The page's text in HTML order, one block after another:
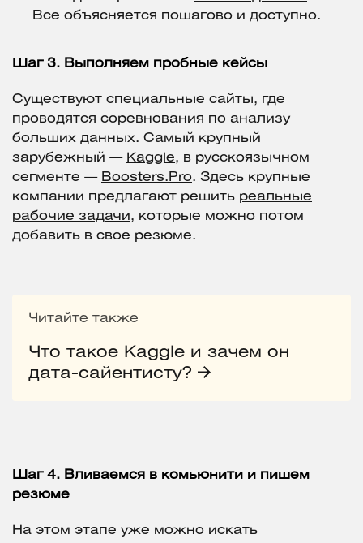
Все объясняется пошагово и доступно.
Шаг 3. Выполняем пробные кейсы
Существуют специальные сайты, где
проводятся соревнования по анализу
больших данных. Самый крупный
зарубежный — Kaggle, в русскоязычном
сегменте — Boosters.Pro. Здесь крупные
компании предлагают решить реальные
рабочие задачи, которые можно потом
добавить в свое резюме.
Читайте также
Что такое Kaggle и зачем он
дата-сайентисту?
Шаг 4. Вливаемся в комьюнити и пишем
резюме
На этом этапе уже можно искать